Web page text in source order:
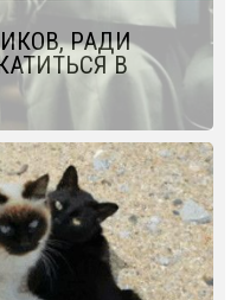
РАДИ
В